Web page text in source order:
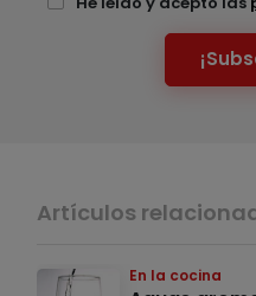
Artículos
En la cocina